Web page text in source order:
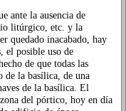
ante la ausencia de
litúrgico, etc. y la
quedado inacabado, hay
el posible uso de
de que todas las
de la basílica, de una
de la basílica. El
del pórtico, hoy en día